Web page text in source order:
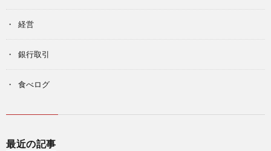
経営
銀行取引
食べログ
最近の記事